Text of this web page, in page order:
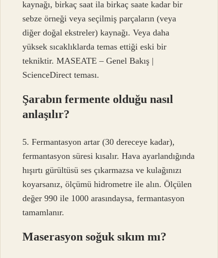
kaynağı, birkaç saat ila birkaç saate kadar bir
sebze örneği veya seçilmiş parçaların (veya
diğer doğal ekstreler) kaynağı. Veya daha
yüksek sıcaklıklarda temas ettiği eski bir
tekniktir. MASEATE – Genel Bakış |
ScienceDirect teması.
Şarabın fermente olduğu nasıl
anlaşılır?
5. Fermantasyon artar (30 dereceye kadar),
fermantasyon süresi kısalır. Hava ayarlandığında
hışırtı gürültüsü ses çıkarmazsa ve kulağınızı
koyarsanız, ölçümü hidrometre ile alın. Ölçülen
değer 990 ile 1000 arasındaysa, fermantasyon
tamamlanır.
Maserasyon soğuk sıkım mı?